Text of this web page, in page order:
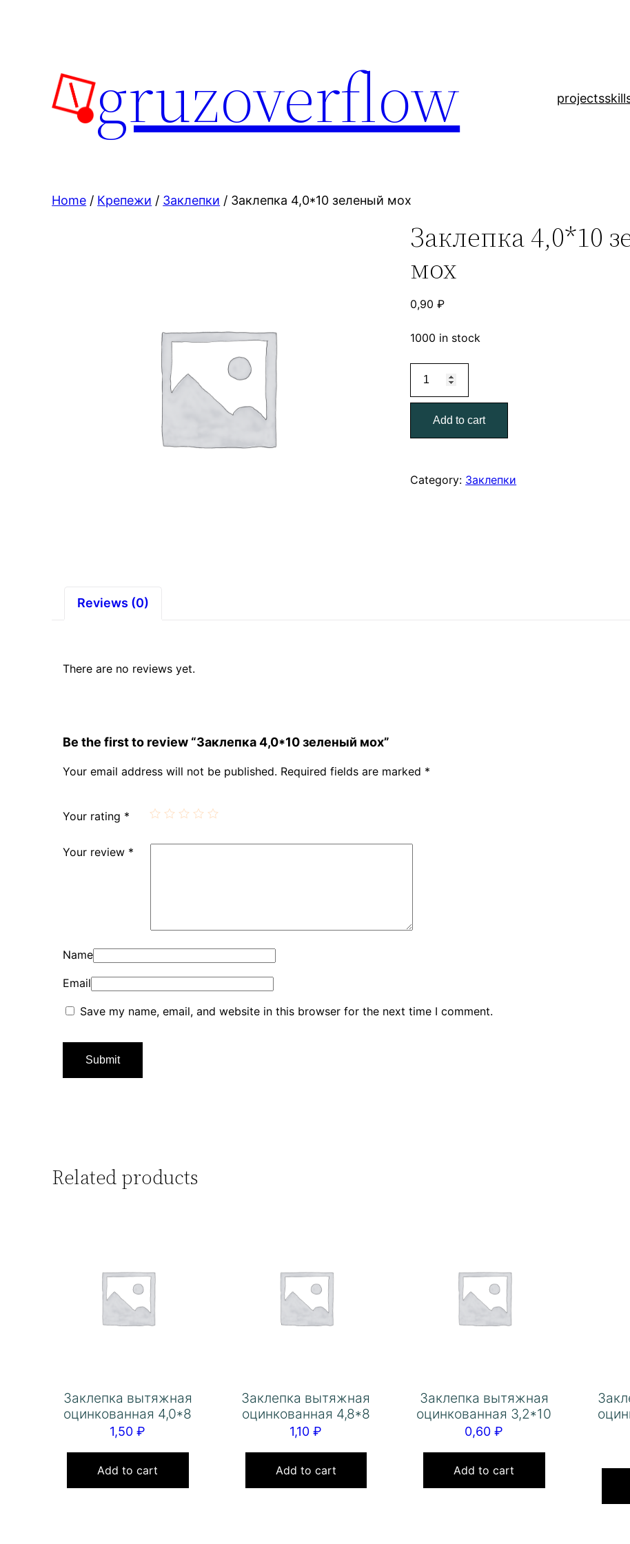
gruzoverflow projects
Home / Крепежи / Заклепки / Заклепка 4,0*10 зеленый мох
Заклепка 4,0*10
мох
0,90₽
1000 in stock
зеленый
quantity
Add to cart
Category: Заклепки
Reviews (0)
There are no reviews yet.
Be the first to review “Заклепка 4,0*10 зеленый мох”
Your email address will not be published. Required fields are marked *
Your rating *
Your review *
Name
Email
Save my name, email, and website in this browser for the next time I comment.
Related products
Заклепка вытяжная
оцинкованная 4,0*8
1,50₽
Add to cart
Заклепка вытяжная
оцинкованная 4,8*8
1,10₽
Add to cart
Заклепка вытяжная
оцинкованная 3,2*10
0,60₽
Add to cart